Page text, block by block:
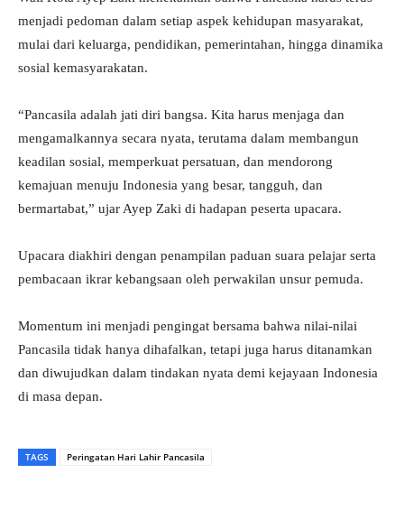
menjadi pedoman dalam setiap aspek kehidupan masyarakat,
mulai dari keluarga, pendidikan, pemerintahan, hingga dinamika
sosial kemasyarakatan.
“Pancasila adalah jati diri bangsa. Kita harus menjaga dan
mengamalkannya secara nyata, terutama dalam membangun
keadilan sosial, memperkuat persatuan, dan mendorong
kemajuan menuju Indonesia yang besar, tangguh, dan
bermartabat,” ujar Ayep Zaki di hadapan peserta upacara.
Upacara diakhiri dengan penampilan paduan suara pelajar serta
pembacaan ikrar kebangsaan oleh perwakilan unsur pemuda.
Momentum ini menjadi pengingat bersama bahwa nilai-nilai
Pancasila tidak hanya dihafalkan, tetapi juga harus ditanamkan
dan diwujudkan dalam tindakan nyata demi kejayaan Indonesia
di masa depan.
TAGS Peringatan Hari Lahir Pancasila